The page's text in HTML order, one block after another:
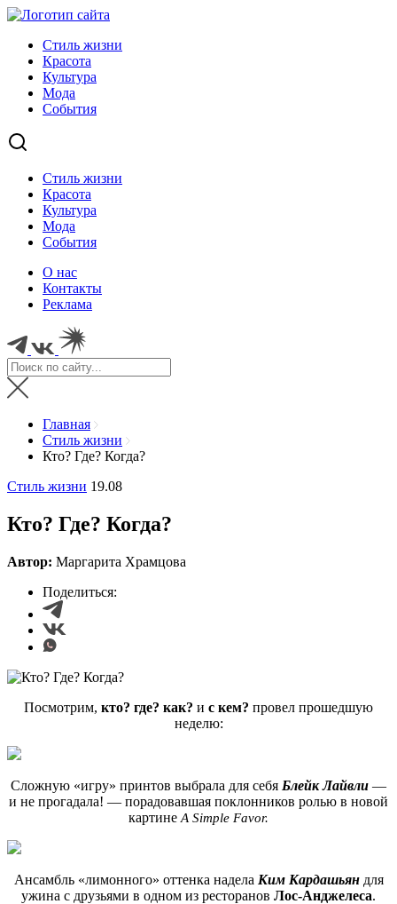
Стиль жизни
Красота
Культура
Мода
События
Стиль жизни
Красота
Культура
Мода
События
О нас
Контакты
Реклама
Главная
Стиль жизни
Кто? Где? Когда?
Стиль жизни 19.08
Кто? Где? Когда?
Автор: Маргарита Храмцова
Поделиться:
Посмотрим, кто? где? как? и с кем? провел прошедшую
неделю:
Сложную «игру» принтов выбрала для себя Блейк Лайвли —
и не прогадала! — порадовавшая поклонников ролью в новой
картине A Simple Favor.
Ансамбль «лимонного» оттенка надела Ким Кардашьян для
ужина с друзьями в одном из ресторанов Лос-Анджелеса.